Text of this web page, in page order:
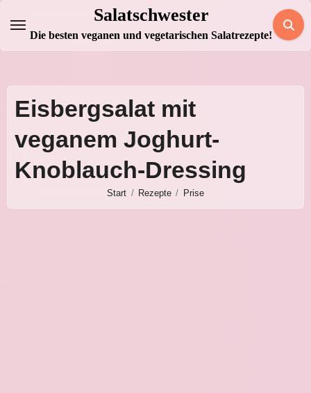
Inhalt
springen
Salatschwester
Die besten veganen und vegetarischen Salatrezepte!
Eisbergsalat mit
veganem Joghurt-
Knoblauch-Dressing
Start Rezepte Prise